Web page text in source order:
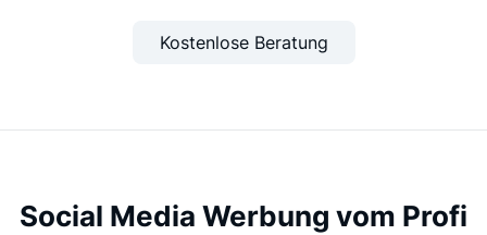
Kostenlose Beratung
Social Media Werbung vom Profi